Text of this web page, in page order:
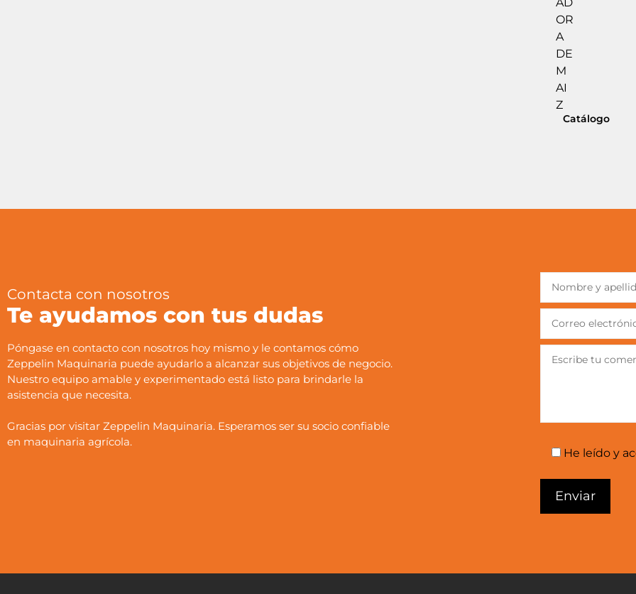
Catálogo
Contacta con nosotros
Te ayudamos con tus dudas
Póngase en contacto con nosotros hoy mismo y le contamos cómo
Zeppelin Maquinaria puede ayudarlo a alcanzar sus objetivos de negocio.
Nuestro equipo amable y experimentado está listo para brindarle la
asistencia que necesita.
Gracias por visitar Zeppelin Maquinaria. Esperamos ser su socio confiable
en maquinaria agrícola.
He leído y